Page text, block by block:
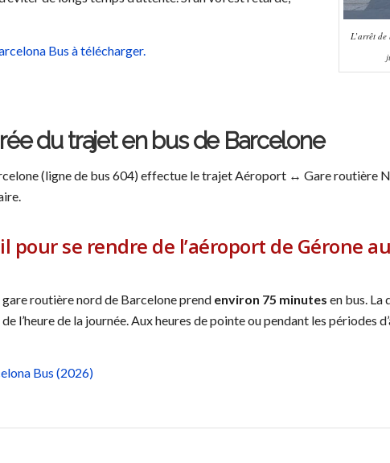
Bus à télécharger.
L’arrêt
du trajet en bus de Barcelone
(ligne de bus 604) effectue le trajet Aéroport ↔ Gare routière
pour se rendre de l’aéroport de Gérone
routière nord de Barcelone prend environ 75 minutes en bus. La
l’heure de la journée. Aux heures de pointe ou pendant les périodes
Bus (2026)